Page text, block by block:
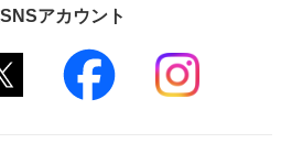
アカウント